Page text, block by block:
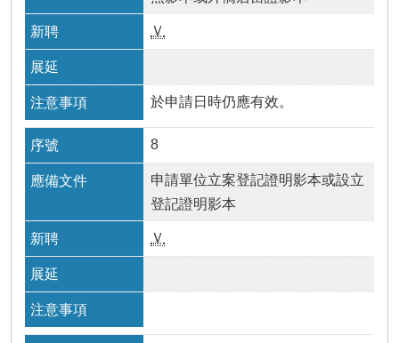
Ｖ
於申請日時仍應有效。
8
申請單位立案登記證明影本或設立
登記證明影本
Ｖ